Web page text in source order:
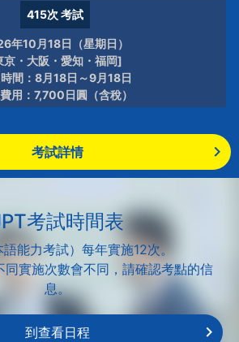
415次 考試
年10月18日（星期日）
京・大阪・愛知・福岡]
間：8月18日～9月18日
用：7,700日圓（含稅）
考試詳情
考試時間表
能力考試）每年實施12次。
實施次數會不同，請確認考點的信
息。
到查看日程